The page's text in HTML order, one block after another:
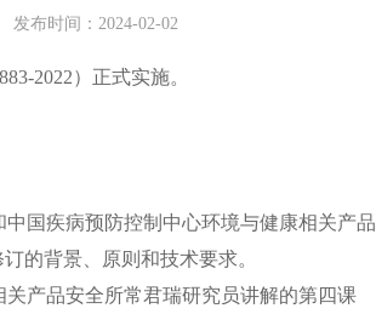
发布时间：2024-02-02
2022）正式实施。
国疾病预防控制中心环境与健康相关产品
的背景、原则和技术要求。
产品安全所常君瑞研究员讲解的第四课